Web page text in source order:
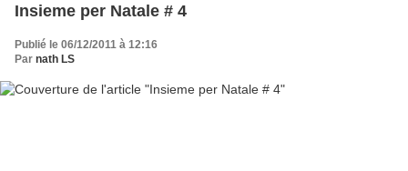
Insieme per Natale # 4
Publié le 06/12/2011 à 12:16
Par nath LS